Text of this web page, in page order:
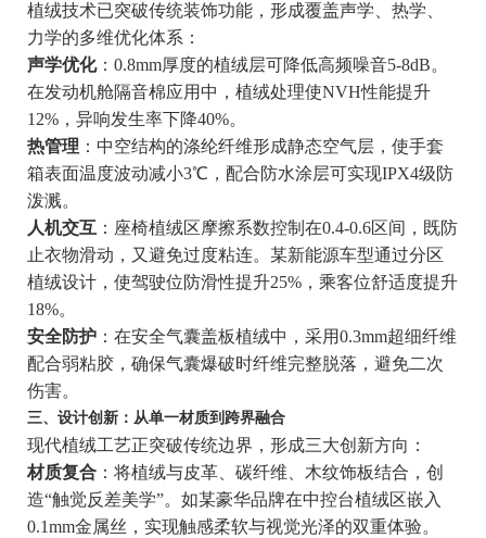
植绒技术已突破传统装饰功能，形成覆盖声学、热学、
力学的多维优化体系：
声学优化：0.8mm厚度的植绒层可降低高频噪音5-8dB。
在发动机舱隔音棉应用中，植绒处理使NVH性能提升
12%，异响发生率下降40%。
热管理 ：中空结构的涤纶纤维形成静态空气层，使手套
箱表面温度波动减小3℃，配合防水涂层可实现IPX4级防
泼溅。
人机交互 ：座椅植绒区摩擦系数控制在0.4-0.6区间，既防
止衣物滑动，又避免过度粘连。某新能源车型通过分区
植绒设计，使驾驶位防滑性提升25%，乘客位舒适度提升
18%。
安全防护：在安全气囊盖板植绒中，采用0.3mm超细纤维
配合弱粘胶，确保气囊爆破时纤维完整脱落，避免二次
伤害。
三、设计创新：从单一材质到跨界融合
现代植绒工艺正突破传统边界，形成三大创新方向：
材质复合：将植绒与皮革、碳纤维、木纹饰板结合，创
造“触觉反差美学”。如某豪华品牌在中控台植绒区嵌入
0.1mm金属丝，实现触感柔软与视觉光泽的双重体验。